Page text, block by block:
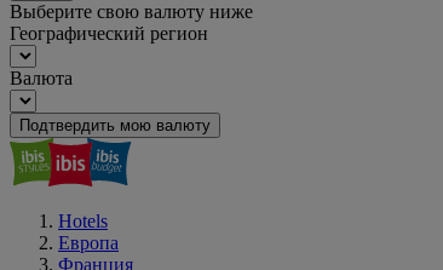
Выберите свою валюту ниже
Географический регион
Валюта
Подтвердить мою валюту
Hotels
Европа
Франция